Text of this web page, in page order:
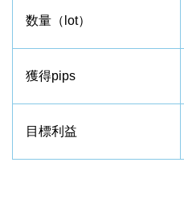
数量（lot）
獲得pips
目標利益